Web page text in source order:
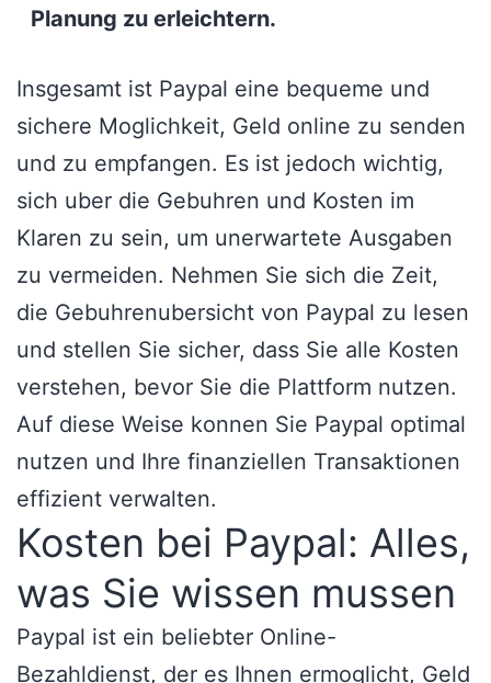
Planung zu erleichtern.
Insgesamt ist Paypal eine bequeme und
sichere Moglichkeit, Geld online zu senden
und zu empfangen. Es ist jedoch wichtig,
sich uber die Gebuhren und Kosten im
Klaren zu sein, um unerwartete Ausgaben
zu vermeiden. Nehmen Sie sich die Zeit,
die Gebuhrenubersicht von Paypal zu lesen
und stellen Sie sicher, dass Sie alle Kosten
verstehen, bevor Sie die Plattform nutzen.
Auf diese Weise konnen Sie Paypal optimal
nutzen und Ihre finanziellen Transaktionen
effizient verwalten.
Kosten bei Paypal: Alles,
was Sie wissen mussen
Paypal ist ein beliebter Online-
Bezahldienst, der es Ihnen ermoglicht, Geld